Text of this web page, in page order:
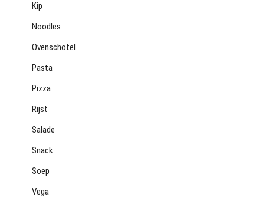
Kip
Noodles
Ovenschotel
Pasta
Pizza
Rijst
Salade
Snack
Soep
Vega